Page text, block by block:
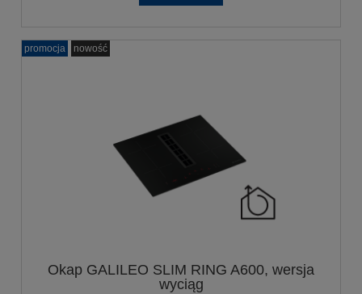
Okap GALILEO SLIM RING A600, wersja
wyciąg
promocja nowość